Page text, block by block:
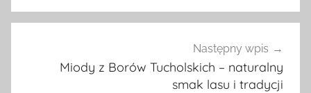
Następny wpis
Miody z Borów Tucholskich – naturalny
smak lasu i tradycji